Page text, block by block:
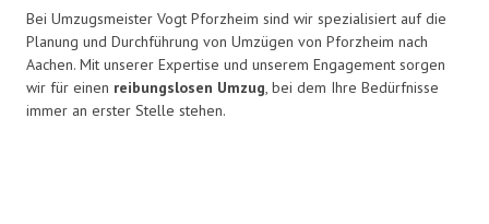
Bei Umzugsmeister Vogt Pforzheim sind wir spezialisiert auf die
Planung und Durchführung von Umzügen von Pforzheim nach
Aachen. Mit unserer Expertise und unserem Engagement sorgen
wir für einen reibungslosen Umzug, bei dem Ihre Bedürfnisse
immer an erster Stelle stehen.